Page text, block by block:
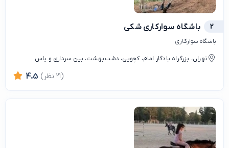
2 باشگاه سواركارى شكى
باشگاه سوارکاری
تهران، بزرگراه یادگار امام، کچویی، دشت بهشت، بین سرداری و یاس
4.5 (21 نظر)